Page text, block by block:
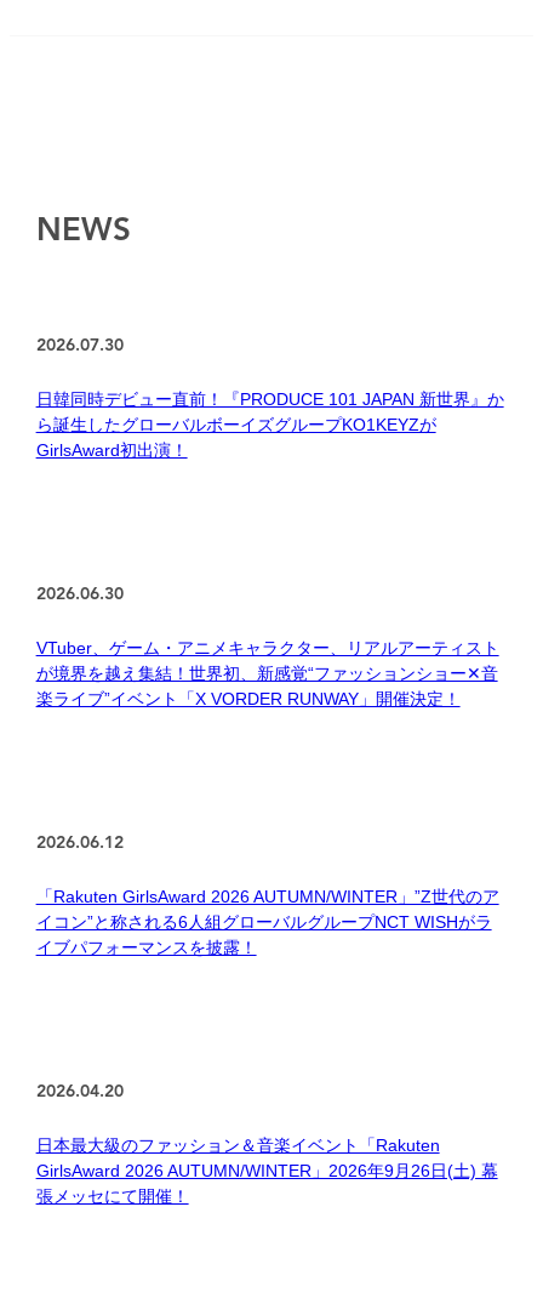
NEWS
2026.07.30
日韓同時デビュー直前！『PRODUCE 101 JAPAN 新世界』か
ら誕生したグローバルボーイズグループKO1KEYZが
GirlsAward初出演！
2026.06.30
VTuber、ゲーム・アニメキャラクター、リアルアーティスト
が境界を越え集結！世界初、新感覚“ファッションショー✕音
楽ライブ”イベント「X VORDER RUNWAY」開催決定！
2026.06.12
「Rakuten GirlsAward 2026 AUTUMN/WINTER」”Z世代のア
イコン”と称される6人組グローバルグループNCT WISHがラ
イブパフォーマンスを披露！
2026.04.20
日本最大級のファッション＆音楽イベント「Rakuten
GirlsAward 2026 AUTUMN/WINTER」2026年9月26日(土) 幕
張メッセにて開催！